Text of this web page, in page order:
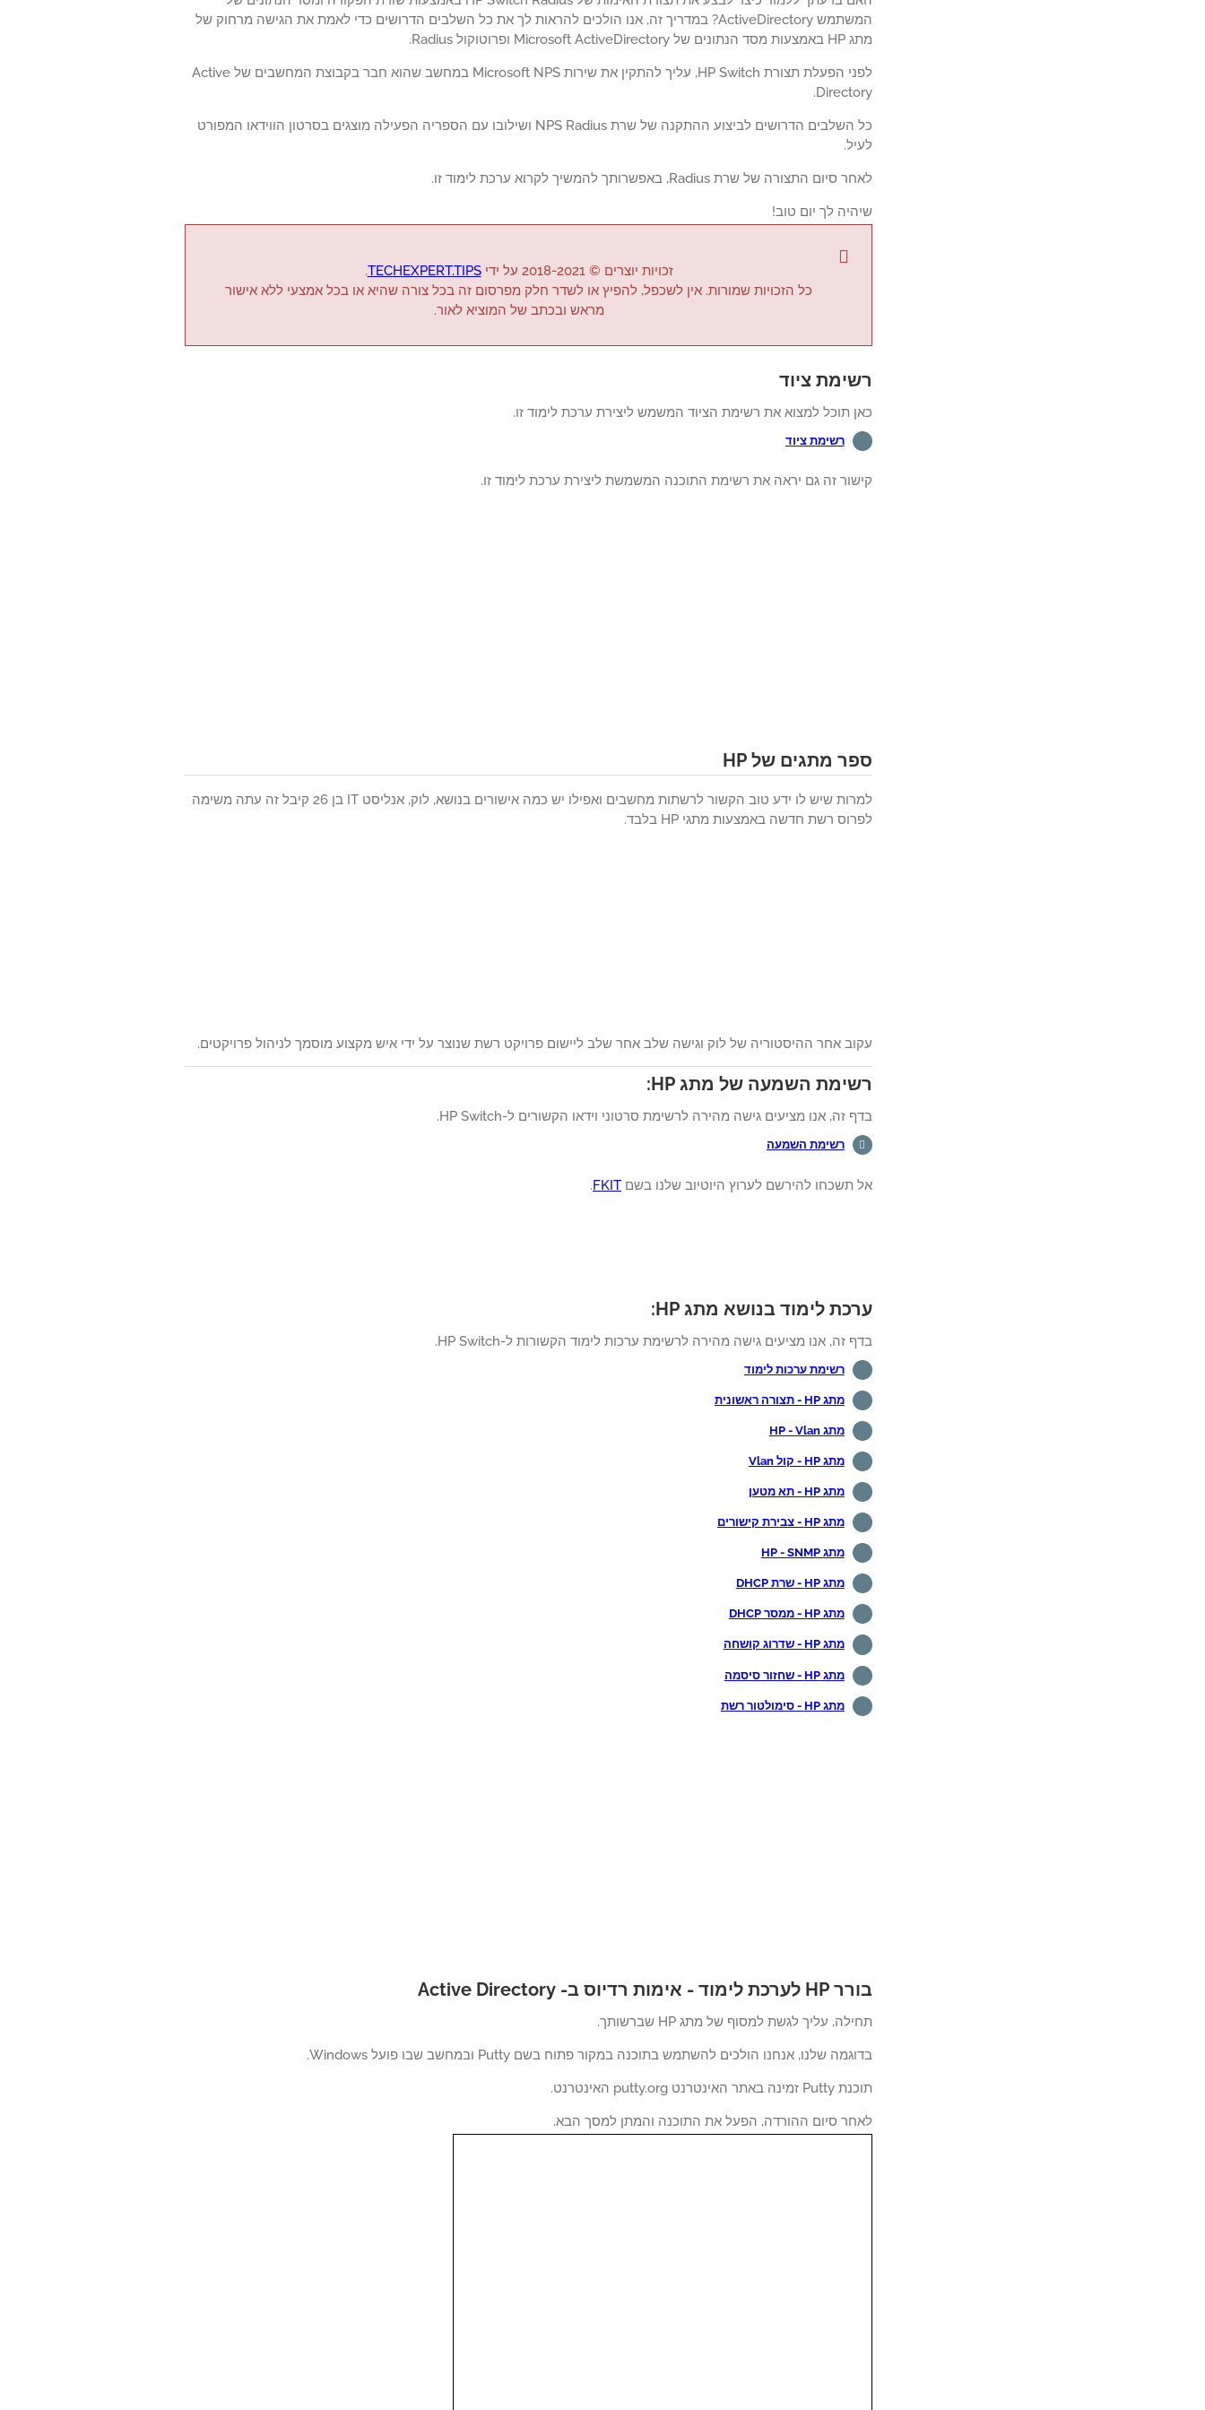
המשתמש ActiveDirectory? במדריך זה, אנו הולכים להראות לך את כל השלבים הדרושים כדי לאמת את הגישה מרחוק של
מתג HP באמצעות מסד הנתונים של Microsoft ActiveDirectory ופרוטוקול Radius.
לפני הפעלת תצורת HP Switch, עליך להתקין את שירות Microsoft NPS במחשב שהוא חבר בקבוצת המחשבים של Active
Directory.
כל השלבים הדרושים לביצוע ההתקנה של שרת NPS Radius ושילובו עם הספריה הפעילה מוצגים בסרטון הווידאו המפורט
לעיל.
לאחר סיום התצורה של שרת Radius, באפשרותך להמשיך לקרוא ערכת לימוד זו.
שיהיה לך יום טוב!
זכויות יוצרים © 2018-2021 על ידי TECHEXPERT.TIPS
.
כל הזכויות שמורות. אין לשכפל, להפיץ או לשדר חלק מפרסום זה בכל צורה שהיא או בכל אמצעי ללא אישור
מראש ובכתב של המוציא לאור.
רשימת ציוד
כאן תוכל למצוא את רשימת הציוד המשמש ליצירת ערכת לימוד זו.
רשימת ציוד
קישור זה גם יראה את רשימת התוכנה המשמשת ליצירת ערכת לימוד זו.
ספר מתגים של HP
למרות שיש לו ידע טוב הקשור לרשתות מחשבים ואפילו יש כמה אישורים בנושא, לוק, אנליסט IT בן 26 קיבל זה עתה משימה
לפרוס רשת חדשה באמצעות מתגי HP בלבד.
עקוב אחר ההיסטוריה של לוק וגישה שלב אחר שלב ליישום פרויקט רשת שנוצר על ידי איש מקצוע מוסמך לניהול פרויקטים.
רשימת השמעה של מתג HP:
בדף זה, אנו מציעים גישה מהירה לרשימת סרטוני וידאו הקשורים ל-HP Switch.
רשימת השמעה
אל תשכחו להירשם לערוץ היוטיוב שלנו בשם FKIT
.
ערכת לימוד בנושא מתג HP:
בדף זה, אנו מציעים גישה מהירה לרשימת ערכות לימוד הקשורות ל-HP Switch.
רשימת ערכות לימוד
מתג HP - תצורה ראשונית
מתג HP - Vlan
מתג HP - קול Vlan
מתג HP - תא מטען
מתג HP - צבירת קישורים
מתג HP - SNMP
מתג HP - שרת DHCP
מתג HP - ממסר DHCP
מתג HP - שדרוג קושחה
מתג HP - שחזור סיסמה
מתג HP - סימולטור רשת
בורר HP לערכת לימוד - אימות רדיוס ב- Active Directory
תחילה, עליך לגשת למסוף של מתג HP שברשותך.
בדוגמה שלנו, אנחנו הולכים להשתמש בתוכנה במקור פתוח בשם Putty ובמחשב שבו פועל Windows.
תוכנת Putty זמינה באתר האינטרנט putty.org האינטרנט.
לאחר סיום ההורדה, הפעל את התוכנה והמתן למסך הבא.